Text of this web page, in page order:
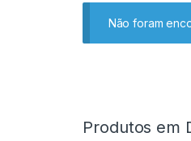
Não foram
Produtos em